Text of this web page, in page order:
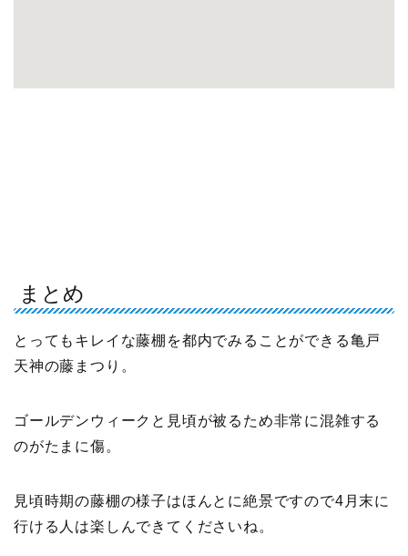
まとめ
とってもキレイな藤棚を都内でみることができる亀戸
天神の藤まつり。
ゴールデンウィークと見頃が被るため非常に混雑する
のがたまに傷。
見頃時期の藤棚の様子はほんとに絶景ですので4月末に
行ける人は楽しんできてくださいね。